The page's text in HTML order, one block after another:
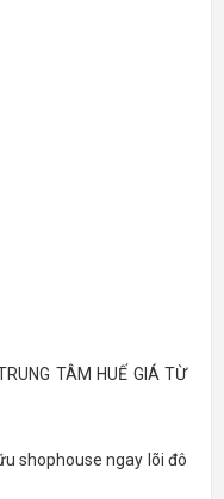
TÂM HUẾ GIÁ TỪ
shophouse ngay lõi đô